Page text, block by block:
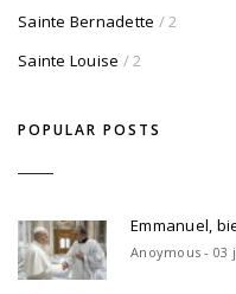
Sainte Bernadette / 2
Sainte Louise / 2
POPULAR POSTS
Emmanuel,
Anoymous - 03